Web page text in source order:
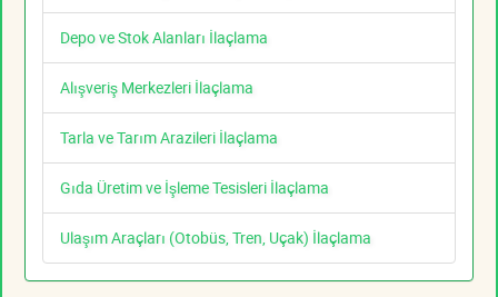
Depo ve Stok Alanları İlaçlama
Alışveriş Merkezleri İlaçlama
Tarla ve Tarım Arazileri İlaçlama
Gıda Üretim ve İşleme Tesisleri İlaçlama
Ulaşım Araçları (Otobüs, Tren, Uçak) İlaçlama